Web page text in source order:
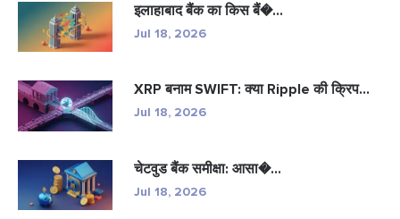
इलाहाबाद बैंक का किस बैं�...
Jul 18, 2026
XRP बनाम SWIFT: क्या Ripple की क्रिप...
Jul 18, 2026
चेटवुड बैंक समीक्षा: आसा�...
Jul 18, 2026